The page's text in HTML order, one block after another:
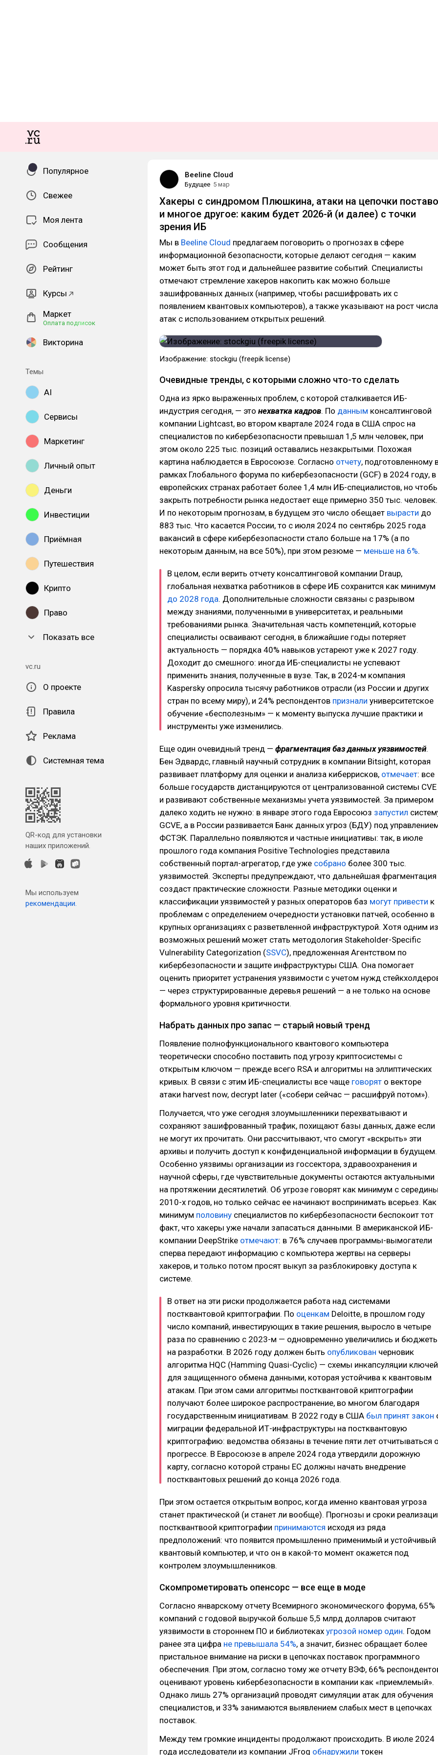
Популярное
Свежее
Моя лента
Сообщения
Рейтинг
Курсы
Маркет
Оплата подписок
Викторина
Темы
AI
Сервисы
Маркетинг
Личный опыт
Деньги
Инвестиции
Приёмная
Путешествия
Крипто
Право
Показать все
vc.ru
О проекте
Правила
Реклама
Системная тема
QR-код для установки
наших приложений.
Мы используем
рекомендации.
Beeline Cloud
Будущее 5 мар
Хакеры с синдромом Плюшкина, атаки на цепочки
и многое другое: каким будет 2026-й (и далее) с точки
зрения ИБ
Мы в Beeline Cloud предлагаем поговорить о прогнозах в сфере
информационной безопасности, которые делают сегодня — каким
может быть этот год и дальнейшее развитие событий. Специалисты
отмечают стремление хакеров накопить как можно больше
зашифрованных данных (например, чтобы расшифровать их с
появлением квантовых компьютеров), а также указывают на рост числа
атак с использованием открытых решений.
Изображение: stockgiu (freepik license)
Очевидные тренды, с которыми сложно что-то сделать
Одна из ярко выраженных проблем, с которой сталкивается ИБ-
индустрия сегодня, — это нехватка кадров. По данным консалтинговой
компании Lightcast, во втором квартале 2024 года в США спрос на
специалистов по кибербезопасности превышал 1,5 млн человек, при
этом около 225 тыс. позиций оставались незакрытыми. Похожая
картина наблюдается в Евросоюзе. Согласно отчету, подготовленному
рамках Глобального форума по кибербезопасности (GCF) в 2024 году, в
европейских странах работает более 1,4 млн ИБ-специалистов, но
закрыть потребности рынка недостает еще примерно 350 тыс. человек.
И по некоторым прогнозам, в будущем это число обещает вырасти до
883 тыс. Что касается России, то с июля 2024 по сентябрь 2025 года
вакансий в сфере кибербезопасности стало больше на 17% (а по
некоторым данным, на все 50%), при этом резюме — меньше на 6%.
В целом, если верить отчету консалтинговой компании Draup,
глобальная нехватка работников в сфере ИБ сохранится как минимум
до 2028 года. Дополнительные сложности связаны с разрывом
между знаниями, полученными в университетах, и реальными
требованиями рынка. Значительная часть компетенций, которые
специалисты осваивают сегодня, в ближайшие годы потеряет
актуальность — порядка 40% навыков устареют уже к 2027 году.
Доходит до смешного: иногда ИБ-специалисты не успевают
применить знания, полученные в вузе. Так, в 2024-м компания
Kaspersky опросила тысячу работников отрасли (из России и других
стран по всему миру), и 24% респондентов признали университетское
обучение «бесполезным» — к моменту выпуска лучшие практики и
инструменты уже изменились.
Еще один очевидный тренд — фрагментация баз данных уязвимостей.
Бен Эдвардс, главный научный сотрудник в компании Bitsight, которая
развивает платформу для оценки и анализа киберрисков, отмечает: все
больше государств дистанцируются от централизованной системы CVE
и развивают собственные механизмы учета уязвимостей. За примером
далеко ходить не нужно: в январе этого года Евросоюз запустил
GCVE, а в России развивается Банк данных угроз (БДУ) под
ФСТЭК. Параллельно появляются и частные инициативы: так, в июле
прошлого года компания Positive Technologies представила
собственный портал-агрегатор, где уже собрано более 300 тыс.
уязвимостей. Эксперты предупреждают, что дальнейшая фрагментация
создаст практические сложности. Разные методики оценки и
классификации уязвимостей у разных операторов баз могут привести к
проблемам с определением очередности установки патчей, особенно в
крупных организациях с разветвленной инфраструктурой. Хотя одним из
возможных решений может стать методология Stakeholder-Specific
Vulnerability Categorization (SSVC), предложенная Агентством по
кибербезопасности и защите инфраструктуры США. Она помогает
оценить приоритет устранения уязвимости с учетом нужд
— через структурированные деревья решений — а не только на основе
формального уровня критичности.
Набрать данных про запас — старый новый тренд
Появление полнофункционального квантового компьютера
теоретически способно поставить под угрозу криптосистемы с
открытым ключом — прежде всего RSA и алгоритмы на эллиптических
кривых. В связи с этим ИБ-специалисты все чаще говорят о векторе
атаки harvest now, decrypt later («собери сейчас — расшифруй потом»).
Получается, что уже сегодня злоумышленники перехватывают и
сохраняют зашифрованный трафик, похищают базы данных, даже если
не могут их прочитать. Они рассчитывают, что смогут «вскрыть» эти
архивы и получить доступ к конфиденциальной информации в будущем.
Особенно уязвимы организации из госсектора, здравоохранения и
научной сферы, где чувствительные документы остаются актуальными
на протяжении десятилетий. Об угрозе говорят как минимум с
2010-х годов, но только сейчас ее начинают воспринимать всерьез. Как
минимум половину специалистов по кибербезопасности беспокоит тот
факт, что хакеры уже начали запасаться данными. В американской ИБ-
компании DeepStrike отмечают: в 76% случаев программы-вымогатели
сперва передают информацию с компьютера жертвы на серверы
хакеров, и только потом просят выкуп за разблокировку доступа к
системе.
В ответ на эти риски продолжается работа над системами
постквантовой криптографии. По оценкам Deloitte, в прошлом году
число компаний, инвестирующих в такие решения, выросло в четыре
раза по сравнению с 2023-м — одновременно увеличились и
на разработки. В 2026 году должен быть опубликован черновик
алгоритма HQC (Hamming Quasi-Cyclic) — схемы инкапсуляции ключей
для защищенного обмена данными, которая устойчива к квантовым
атакам. При этом сами алгоритмы постквантовой криптографии
получают более широкое распространение, во многом благодаря
государственным инициативам. В 2022 году в США был принят закон
миграции федеральной ИТ-инфраструктуры на постквантовую
криптографию: ведомства обязаны в течение пяти лет отчитываться
прогрессе. В Евросоюзе в апреле 2024 года утвердили дорожную
карту, согласно которой страны ЕС должны начать внедрение
постквантовых решений до конца 2026 года.
При этом остается открытым вопрос, когда именно квантовая угроза
станет практической (и станет ли вообще). Прогнозы и сроки
постквантвоой криптографии принимаются исходя из ряда
предположений: что появится промышленно применимый и устойчивый
квантовый компьютер, и что он в какой-то момент окажется под
контролем злоумышленников.
Скомпрометировать опенсорс — все еще в моде
Согласно январскому отчету Всемирного экономического форума, 65%
компаний с годовой выручкой больше 5,5 млрд долларов считают
уязвимости в стороннем ПО и библиотеках угрозой номер один. Годом
ранее эта цифра не превышала 54%, а значит, бизнес обращает более
пристальное внимание на риски в цепочках поставок программного
обеспечения. При этом, согласно тому же отчету ВЭФ, 66%
оценивают уровень кибербезопасности в компании как «приемлемый».
Однако лишь 27% организаций проводят симуляции атак для обучения
специалистов, и 33% занимаются выявлением слабых мест в цепочках
поставок.
Между тем громкие инциденты продолжают происходить. В июле 2024
года исследователи из компании JFrog обнаружили токен